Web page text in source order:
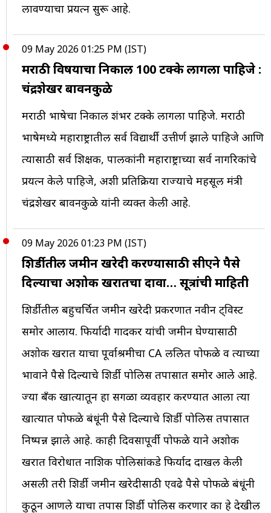
लावण्याचा प्रयत्न सुरू आहे.
09 May 2026 01:25 PM (IST)
मराठी विषयाचा निकाल 100 टक्के लागला पाहिजे :
चंद्रशेखर बावनकुळे
मराठी भाषेचा निकाल शंभर टक्के लागला पाहिजे. मराठी
भाषेमध्ये महाराष्ट्रातील सर्व विद्यार्थी उत्तीर्ण झाले पाहिजे आणि
त्यासाठी सर्व शिक्षक, पालकांनी महाराष्ट्राच्या सर्व नागरिकांचे
प्रयत्न केले पाहिजे, अशी प्रतिक्रिया राज्याचे महसूल मंत्री
चंद्रशेखर बावनकुळे यांनी व्यक्त केली आहे.
09 May 2026 01:23 PM (IST)
शिर्डीतील जमीन खरेदी करण्यासाठी सीएने पैसे
दिल्याचा अशोक खरातचा दावा… सूत्रांची माहिती
शिर्डीतील बहुचर्चित जमीन खरेदी प्रकरणात नवीन ट्विस्ट
समोर आलाय. फिर्यादी गोंदकर यांची जमीन घेण्यासाठी
अशोक खरात याचा पूर्वाश्रमीचा CA ललित पोफळे व त्याच्या
भावाने पैसे दिल्याचे शिर्डी पोलिस तपासात समोर आले आहे.
ज्या बँक खात्यातून हा सगळा व्यवहार करण्यात आला त्या
खात्यात पोफळे बंधूंनी पैसे दिल्याचे शिर्डी पोलिस तपासात
निष्पन्न झाले आहे. काही दिवसापूर्वी पोफळे याने अशोक
खरात विरोधात नाशिक पोलिसांकडे फिर्याद दाखल केली
असली तरी शिर्डी जमीन खरेदीसाठी एवढे पैसे पोफळे बंधूंनी
कुठून आणले याचा तपास शिर्डी पोलिस करणार का हे देखील